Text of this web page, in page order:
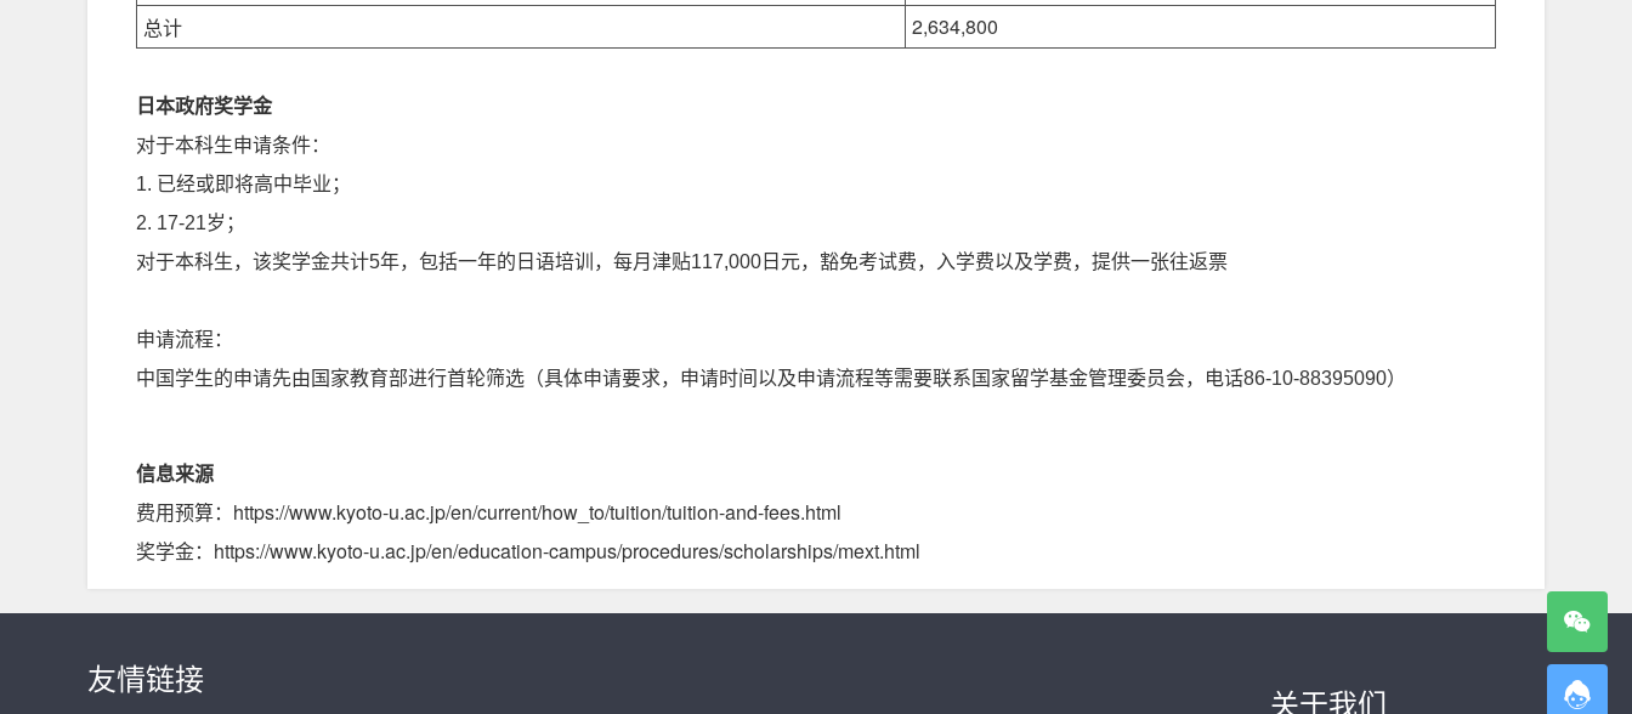
总计
2,634,800
日本政府奖学金
对于本科生申请条件：
1. 已经或即将高中毕业；
2. 17-21岁；
对于本科生，该奖学金共计5年，包括一年的日语培训，每月津贴117,000日元，豁免考试费，入学费以及学费，提供一张往返票
申请流程：
中国学生的申请先由国家教育部进行首轮筛选（具体申请要求，申请时间以及申请流程等需要联系国家留学基金管理委员会，电话86-10-88395090）
信息来源
费用预算：https://www.kyoto-u.ac.jp/en/current/how_to/tuition/tuition-and-fees.html
奖学金：https://www.kyoto-u.ac.jp/en/education-campus/procedures/scholarships/mext.html
友情链接
关于我们